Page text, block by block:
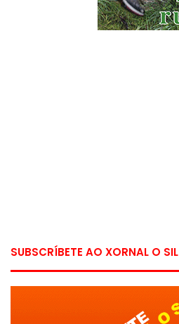
SUBSCRÍBETE AO XORNAL O SIL